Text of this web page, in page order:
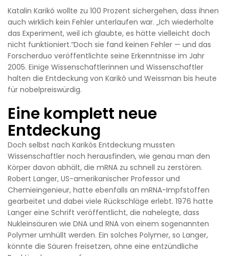
Katalin Karikó wollte zu 100 Prozent sichergehen, dass ihnen
auch wirklich kein Fehler unterlaufen war. „Ich wiederholte
das Experiment, weil ich glaubte, es hätte vielleicht doch
nicht funktioniert.“Doch sie fand keinen Fehler — und das
Forscherduo veröffentlichte seine Erkenntnisse im Jahr
2005. Einige Wissenschaftlerinnen und Wissenschaftler
halten die Entdeckung von Karikó und Weissman bis heute
für nobelpreiswürdig.
Eine komplett neue
Entdeckung
Doch selbst nach Karikós Entdeckung mussten
Wissenschaftler noch herausfinden, wie genau man den
Körper davon abhält, die mRNA zu schnell zu zerstören.
Robert Langer, US-amerikanischer Professor und
Chemieingenieur, hatte ebenfalls an mRNA-Impfstoffen
gearbeitet und dabei viele Rückschläge erlebt. 1976 hatte
Langer eine Schrift veröffentlicht, die nahelegte, dass
Nukleinsäuren wie DNA und RNA von einem sogenannten
Polymer umhüllt werden. Ein solches Polymer, so Langer,
könnte die Säuren freisetzen, ohne eine entzündliche